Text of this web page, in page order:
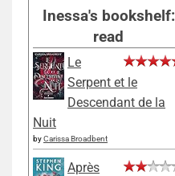
Inessa's bookshelf:
read
Le
Serpent et le
Descendant de la
Nuit
byCarissa Broadbent
Après